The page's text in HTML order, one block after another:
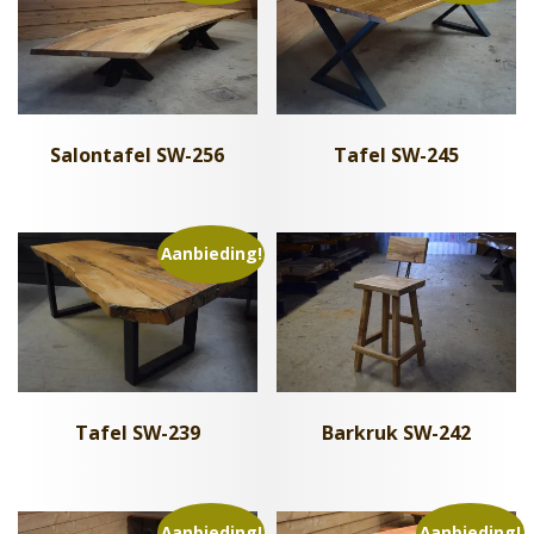
Salontafel SW-256 Tafel SW-245
Aanbieding!
Tafel SW-239 Barkruk SW-242